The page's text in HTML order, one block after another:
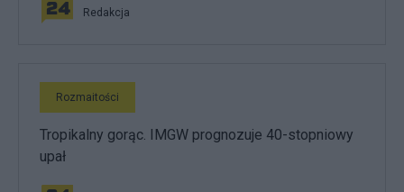
Redakcja
Rozmaitości
Tropikalny gorąc. IMGW prognozuje 40-stopniowy
upał